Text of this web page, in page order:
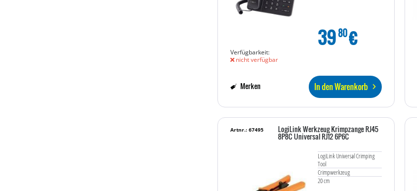
3980€
Verfügbarkeit:
nicht verfügbar
In den Warenkorb
Merken
LogiLink Werkzeug Krimpzange RJ45
8P8C Universal RJ12 6P6C
LogiLink Universal Crimping
Tool
Crimpwerkzeug
20 cm
Artnr.: 67495